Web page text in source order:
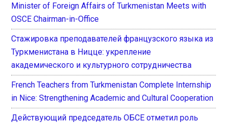
Minister of Foreign Affairs of Turkmenistan Meets with
OSCE Chairman-in-Office
Стажировка преподавателей французского языка из
Туркменистана в Ницце: укрепление
академического и культурного сотрудничества
French Teachers from Turkmenistan Complete Internship
in Nice: Strengthening Academic and Cultural Cooperation
Действующий председатель ОБСЕ отметил роль